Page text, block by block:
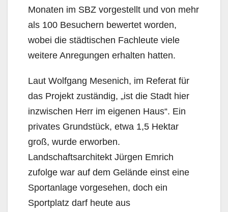
Monaten im SBZ vorgestellt und von mehr
als 100 Besuchern bewertet worden,
wobei die städtischen Fachleute viele
weitere Anregungen erhalten hatten.
Laut Wolfgang Mesenich, im Referat für
das Projekt zuständig, „ist die Stadt hier
inzwischen Herr im eigenen Haus“. Ein
privates Grundstück, etwa 1,5 Hektar
groß, wurde erworben.
Landschaftsarchitekt Jürgen Emrich
zufolge war auf dem Gelände einst eine
Sportanlage vorgesehen, doch ein
Sportplatz darf heute aus